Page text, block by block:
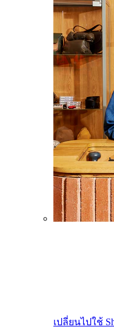
เปลี่ยนไปใช้